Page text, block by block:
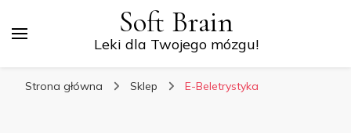
Soft Brain
Leki dla Twojego mózgu!
Strona główna Sklep E-Beletrystyka